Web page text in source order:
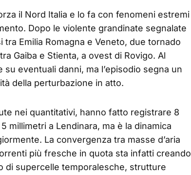
il Nord Italia e lo fa con fenomeni estremi
Dopo le violente grandinate segnalate
Emilia Romagna e Veneto, due tornado
Gaiba e Stienta, a ovest di Rovigo. Al
eventuali danni, ma l’episodio segna un
della perturbazione in atto.
nei quantitativi, hanno fatto registrare 8
millimetri a Lendinara, ma è la dinamica
La convergenza tra masse d’aria
più fresche in quota sta infatti creando
di supercelle temporalesche, strutture